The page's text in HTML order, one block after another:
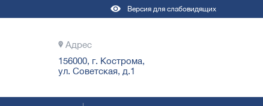
Версия для слабовидящих
Адрес
156000, г. Кострома,
ул. Советская, д.1